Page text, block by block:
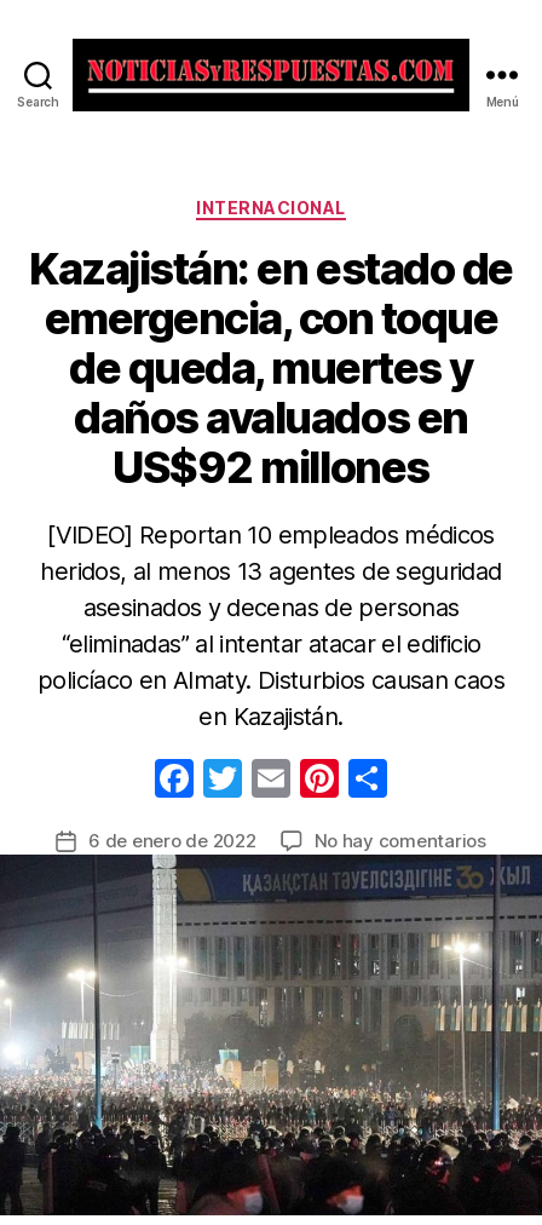
Search Menú
Categorías
INTERNACIONAL
Kazajistán: en estado de
emergencia, con toque
de queda, muertes y
daños avaluados en
US$92 millones
[VIDEO] Reportan 10 empleados médicos
heridos, al menos 13 agentes de seguridad
asesinados y decenas de personas
“eliminadas” al intentar atacar el edificio
policíaco en Almaty. Disturbios causan caos
en Kazajistán.
F
c
e
b
o
o
k
T
itt
er
E
ail
Pi
er
e
st
m
p
ar
tir
Fecha
la
entrada
6 de enero de 2022 No hay comentariosen
en
de
con
toque
de
y
daños
en